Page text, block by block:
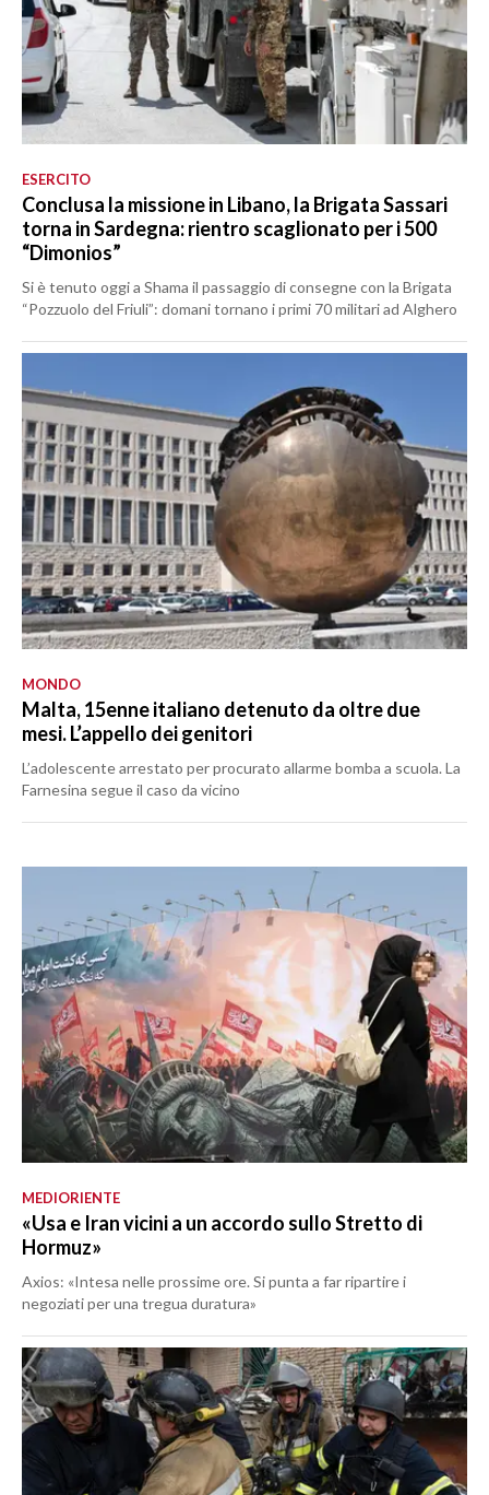
ESERCITO
Conclusa la missione in Libano, la Brigata Sassari
torna in Sardegna: rientro scaglionato per i 500
“Dimonios”
Si è tenuto oggi a Shama il passaggio di consegne con la Brigata
“Pozzuolo del Friuli”: domani tornano i primi 70 militari ad Alghero
MONDO
Malta, 15enne italiano detenuto da oltre due
mesi. L’appello dei genitori
L’adolescente arrestato per procurato allarme bomba a scuola. La
Farnesina segue il caso da vicino
MEDIORIENTE
«Usa e Iran vicini a un accordo sullo Stretto di
Hormuz»
Axios: «Intesa nelle prossime ore. Si punta a far ripartire i
negoziati per una tregua duratura»